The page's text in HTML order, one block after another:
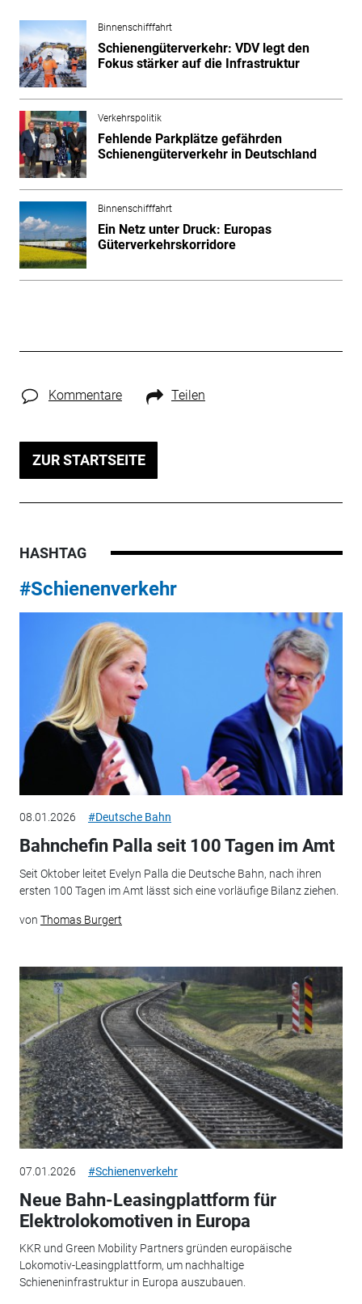
Binnenschifffahrt
Schienengüterverkehr: VDV legt den
Fokus stärker auf die Infrastruktur
Verkehrspolitik
Fehlende Parkplätze gefährden
Schienengüterverkehr in Deutschland
Binnenschifffahrt
Ein Netz unter Druck: Europas
Güterverkehrskorridore
Kommentare Teilen
ZUR STARTSEITE
HASHTAG
#Schienenverkehr
08.01.2026 #Deutsche Bahn
Bahnchefin Palla seit 100 Tagen im Amt
Seit Oktober leitet Evelyn Palla die Deutsche Bahn, nach ihren
ersten 100 Tagen im Amt lässt sich eine vorläufige Bilanz ziehen.
von Thomas Burgert
07.01.2026 #Schienenverkehr
Neue Bahn-Leasingplattform für
Elektrolokomotiven in Europa
KKR und Green Mobility Partners gründen europäische
Lokomotiv-Leasingplattform, um nachhaltige
Schieneninfrastruktur in Europa auszubauen.